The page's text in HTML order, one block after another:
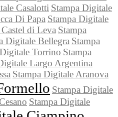
Casalotti Stampa Digitale
Di Papa Stampa Digitale
di Leva Stampa
Digitale Bellegra Stampa
Torrino Stampa
Largo Argentina
Stampa Digitale Aranova
Stampa Digitale
Stampa Digitale